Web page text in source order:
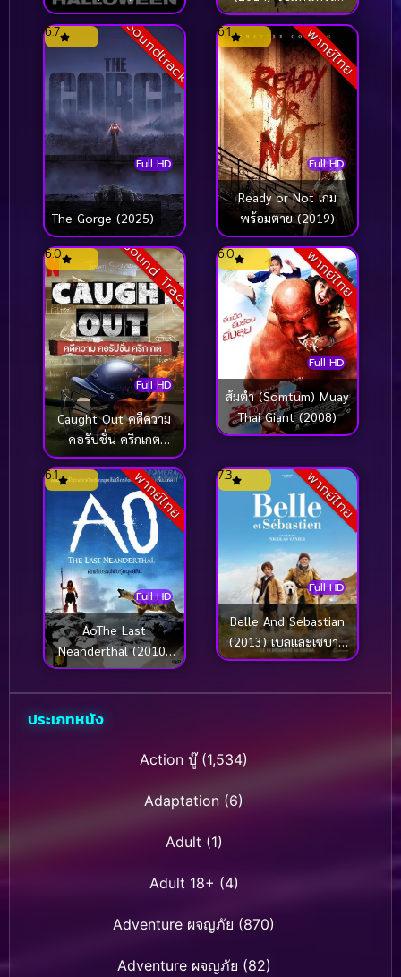
เทพ
Soundtrack
Full HD
6.7
The Gorge (2025)
พากย์ไทย
Full HD
6.1
Ready or Not เกม
พร้อมตาย (2019)
Sound Track
Full HD
6.0
Caught Out คดีความ
คอรัปชั่น คริกเกต
(2023)
พากย์ไทย
Full HD
6.0
ส้มตำ (Somtum) Muay
Thai Giant (2008)
พากย์ไทย
Full HD
6.1
AoThe Last
Neanderthal (2010)
ดึกดำบรรพ์พันธุ์มนุษย์
หิน
พากย์ไทย
Full HD
7.3
Belle And Sebastian
(2013) เบลและเซบาส
เตียน เพื่อนรักผจญภัย
ประเภทหนัง
Action บู๊(1,534)
Adaptation (6)
Adult (1)
Adult 18+ (4)
Adventure ผจญภัย (870)
Adventure ผจญภัย (82)